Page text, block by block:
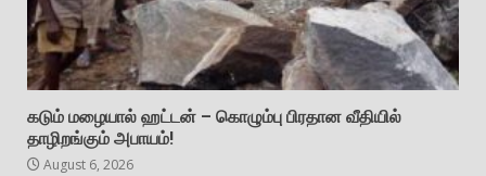
கடும் மழையால் ஹட்டன் – கொழும்பு பிரதான வீதியில்
தாழிறங்கும் அபாயம்!
August 6, 2026